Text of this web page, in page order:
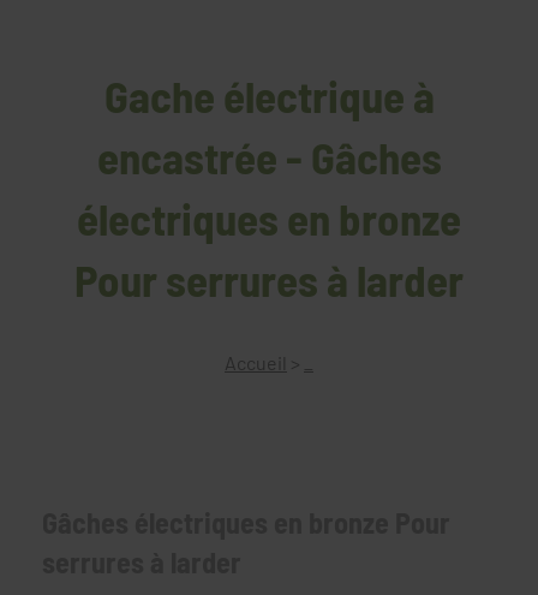
Gache électrique à
encastrée - Gâches
électriques en bronze
Pour serrures à larder
Accueil >